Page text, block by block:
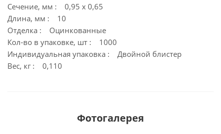
Сечение, мм : 0,95 х 0,65
Длина, мм : 10
Отделка : Оцинкованные
Кол-во в упаковке, шт : 1000
Индивидуальная упаковка : Двойной блистер
Вес, кг : 0,110
Фотогалерея